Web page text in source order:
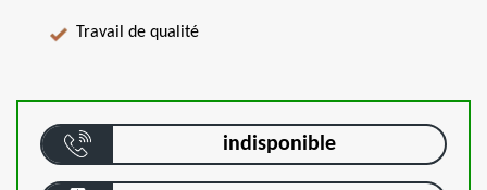
Travail de qualité
indisponible